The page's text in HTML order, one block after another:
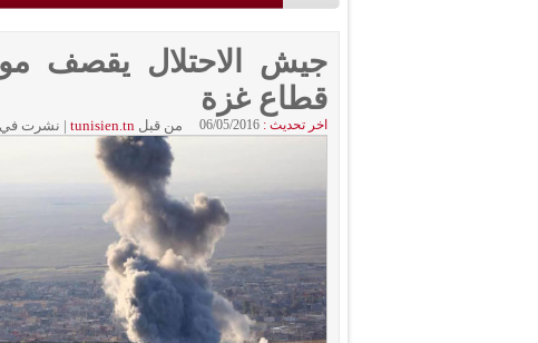
جيش الاحتلال يقصف
قطاع غزة
اخر تحديث : 06/05/2016 من قبلtunisien.tn
| نشرت